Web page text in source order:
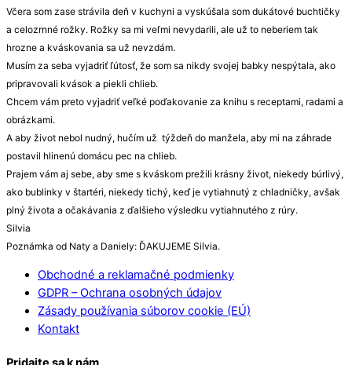
Včera som zase strávila deň v kuchyni a vyskúšala som dukátové buchtičky
a celozrnné rožky. Rožky sa mi veľmi nevydarili, ale už to neberiem tak
hrozne a kváskovania sa už nevzdám.
Musím za seba vyjadriť ľútosť, že som sa nikdy svojej babky nespýtala, ako
pripravovali kvások a piekli chlieb.
Chcem vám preto vyjadriť veľké poďakovanie za knihu s receptami, radami a
obrázkami.
A aby život nebol nudný, hučím už týždeň do manžela, aby mi na záhrade
postavil hlinenú domácu pec na chlieb.
Prajem vám aj sebe, aby sme s kváskom prežili krásny život, niekedy búrlivý,
ako bublinky v štartéri, niekedy tichý, keď je vytiahnutý z chladničky, avšak
plný života a očakávania z ďalšieho výsledku vytiahnutého z rúry.
Silvia
Poznámka od Naty a Daniely: ĎAKUJEME Silvia.
Obchodné a reklamačné podmienky
GDPR – Ochrana osobných údajov
Zásady používania súborov cookie (EÚ)
Kontakt